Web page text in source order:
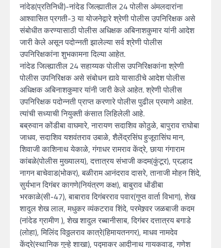
नांदेड(प्रतिनिधी)-नांदेड जिल्ह्यातील 24 पोलीस अंमलदारांना
आश्वासित प्रगती-3 या योजनेद्वारे श्रेणी पोलीस उपनिरिक्षक असे
संबोधीत करण्यासाठी पोलीस अधिक्षक अबिनाशकुमार यांनी आदेश
जारी केले असून पदोन्नती झालेल्या सर्व श्रेणी पोलीस
उपनिरिक्षकांना शुभकामना दिल्या आहेत.
नांदेड जिल्ह्यातील 24 सहाय्यक पोलीस उपनिरिक्षकांना श्रेणी
पोलीस उपनिरिक्षक असे संबोधन द्यावे यासाठीचे आदेश पोलीस
अधिक्षक अबिनाशकुमार यांनी जारी केले आहेत. श्रेणी पोलीस
उपनिरिक्षक पदोन्नती प्राप्त करणारे पोलीस पुढील प्रमाणे आहेत.
त्यांची सध्याची नियुक्ती कंसात लिहिलेली आहे.
बब्रुवान कोंडीबा वाघमारे, नारायण सदाशिव कोठुळे, बापुराव राघोबा
जाधव, सदाशिव यशवंतराव उबाळे, शैलेंद्रसिंघ हुजूरासिंघ मान,
शिवाजी काशिनाथ येकाळे, गंगाधर रामराव केंद्रे, छाया गंगाराम
कांबळे(पोलीस मुख्यालय), दत्तात्रय संभाजी कदम(कुंटूर), प्रल्हाद
नागन बाचेवाड(भोकर), बळीराम आनंदराव दासरे, तानाजी मोहन शिंदे,
सुर्यभान दिगंबर कागणे(नियंत्रण कक्ष), बाबुराव धोंडीबा
भरकाळे(सी-47), बाबाराव दिगंबरराव पवार(गुप्त वार्ता विभाग), शेख
शादुल शेख लाल, मधुकर व्यंकटराव शिंदे, परमेश्र्वर जळबाजी कदम
(नांदेड ग्रामीण ), शेख शादुल रब्बानीसाब, दिगंबर दत्तात्रय बगाडे
(लोहा), मिलिंद विठ्ठलराव कात्रे(हिमायतनगर), माधव नामदेव
केंद्रे(स्थानिक गुन्हे शाखा), पद्माकर आदीनाथ गायकवाड, गणेश